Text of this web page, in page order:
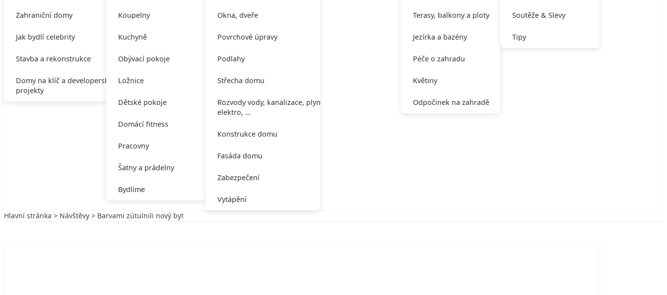
Zahraniční domy
Jak bydlí celebrity
Stavba a rekonstrukce
Domy na klíč a developerské
projekty
Koupelny
Kuchyně
Obývací pokoje
Ložnice
Dětské pokoje
Domácí fitness
Pracovny
Šatny a prádelny
Bydlíme
Okna, dveře
Povrchové úpravy
Podlahy
Střecha domu
Rozvody vody, kanalizace, plynu,
elektro, …
Konstrukce domu
Fasáda domu
Zabezpečení
Vytápění
Terasy, balkony a ploty
Jezírka a bazény
Péče o zahradu
Květiny
Odpočinek na zahradě
Soutěže & Slevy
Tipy
Hlavní stránka > Návštěvy > Barvami zútulnili nový byt